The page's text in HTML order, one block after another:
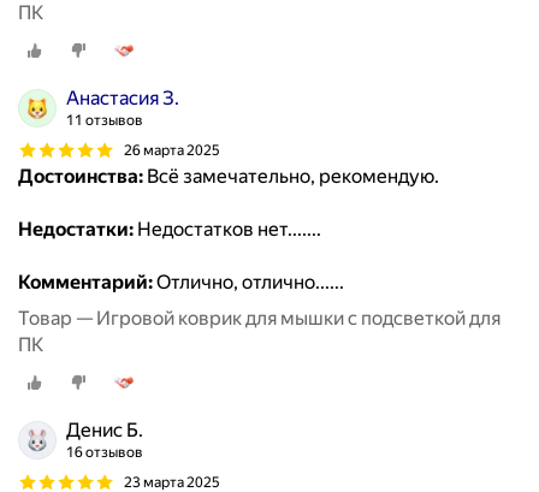
ПК
Анастасия З.
11 отзывов
26 марта 2025
Достоинства: Всё замечательно, рекомендую.
Недостатки: Недостатков нет.......
Комментарий:Отлично, отлично......
Товар — Игровой коврик для мышки с подсветкой для
ПК
Денис Б.
16 отзывов
23 марта 2025